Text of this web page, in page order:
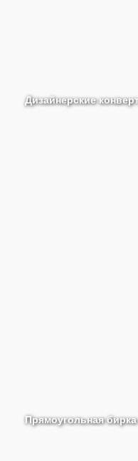
Дизайнерские
Прямоугольная